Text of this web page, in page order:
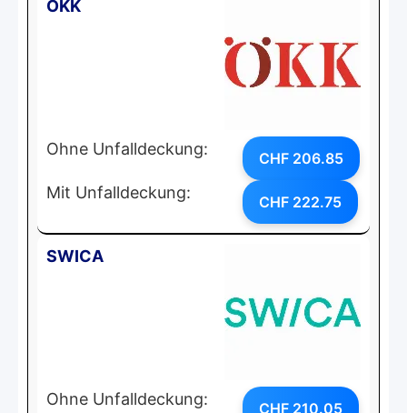
ÖKK
Ohne Unfalldeckung: CHF 206.85
Mit Unfalldeckung: CHF 222.75
SWICA
Ohne Unfalldeckung: CHF 210.05